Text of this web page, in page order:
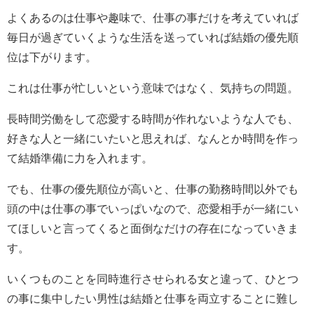
よくあるのは仕事や趣味で、仕事の事だけを考えていれば
毎日が過ぎていくような生活を送っていれば結婚の優先順
位は下がります。
これは仕事が忙しいという意味ではなく、気持ちの問題。
長時間労働をして恋愛する時間が作れないような人でも、
好きな人と一緒にいたいと思えれば、なんとか時間を作っ
て結婚準備に力を入れます。
でも、仕事の優先順位が高いと、仕事の勤務時間以外でも
頭の中は仕事の事でいっぱいなので、恋愛相手が一緒にい
てほしいと言ってくると面倒なだけの存在になっていきま
す。
いくつものことを同時進行させられる女と違って、ひとつ
の事に集中したい男性は結婚と仕事を両立することに難し